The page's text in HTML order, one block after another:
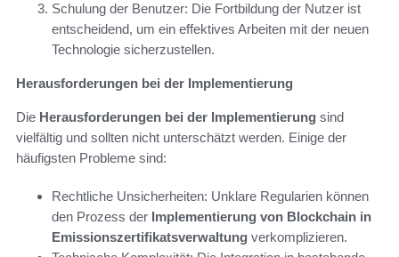
Schulung der Benutzer: Die Fortbildung der Nutzer ist
entscheidend, um ein effektives Arbeiten mit der neuen
Technologie sicherzustellen.
Herausforderungen bei der Implementierung
Die Herausforderungen bei der Implementierung sind
vielfältig und sollten nicht unterschätzt werden. Einige der
häufigsten Probleme sind:
Rechtliche Unsicherheiten: Unklare Regularien können
den Prozess der Implementierung von Blockchain in
Emissionszertifikatsverwaltung verkomplizieren.